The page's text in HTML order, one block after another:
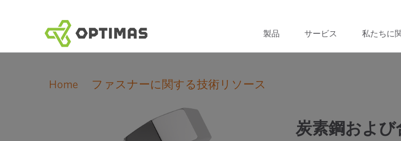
ン
製品 サービス 私たちに
Home ファスナーに関する技術リソース
炭素鋼および